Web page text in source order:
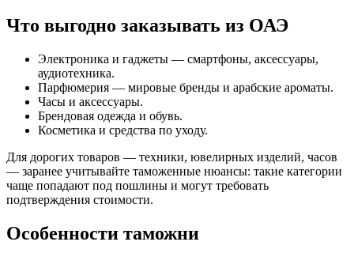
Что выгодно заказывать из ОАЭ
Электроника и гаджеты — смартфоны, аксессуары,
аудиотехника.
Парфюмерия — мировые бренды и арабские ароматы.
Часы и аксессуары.
Брендовая одежда и обувь.
Косметика и средства по уходу.
Для дорогих товаров — техники, ювелирных изделий, часов
— заранее учитывайте таможенные нюансы: такие категории
чаще попадают под пошлины и могут требовать
подтверждения стоимости.
Особенности таможни